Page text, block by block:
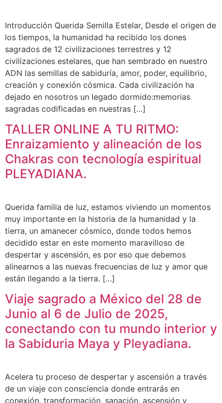
Introducción Querida Semilla Estelar, Desde el origen de
los tiempos, la humanidad ha recibido los dones
sagrados de 12 civilizaciones terrestres y 12
civilizaciones estelares, que han sembrado en nuestro
ADN las semillas de sabiduría, amor, poder, equilibrio,
creación y conexión cósmica. Cada civilización ha
dejado en nosotros un legado dormido:memorias
sagradas codificadas en nuestras […]
TALLER ONLINE A TU RITMO:
Enraizamiento y alineación de los
Chakras con tecnología espiritual
PLEYADIANA.
Querida familia de luz, estamos viviendo un momentos
muy importante en la historia de la humanidad y la
tierra, un amanecer cósmico, donde todos hemos
decidido estar en este momento maravilloso de
despertar y ascensión, es por eso que debemos
alinearnos a las nuevas frecuencias de luz y amor que
están llegando a la tierra. […]
Viaje sagrado a México del 28 de
Junio al 6 de Julio de 2025,
conectando con tu mundo interior y
la Sabiduria Maya y Pleyadiana.
Acelera tu proceso de despertar y ascensión a través
de un viaje con consciencia donde entrarás en
conexión, transformación, sanación, ascensión y